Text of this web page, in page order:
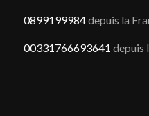
0899199984depuis la
00331766693641 depuis